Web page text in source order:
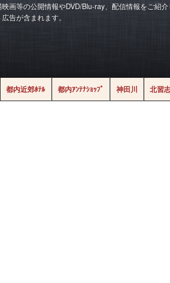
画等の公開情報やDVD/Blu-ray、配信情報をご紹介
告が含まれます。
都内近郊ﾎﾃﾙ 都内ｱﾝﾃﾅｼｮｯﾌﾟ 神田川 北習